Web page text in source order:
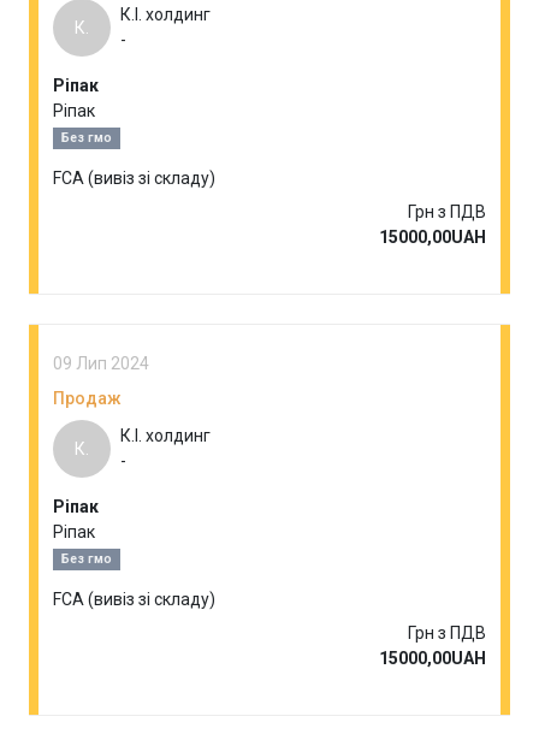
К.
К.І. холдинг
-
Ріпак
Ріпак
Без гмо
FCA (вивіз зі складу)
Грн з ПДВ
15000,00UAH
09 Лип 2024
Продаж
К.
К.І. холдинг
-
Ріпак
Ріпак
Без гмо
FCA (вивіз зі складу)
Грн з ПДВ
15000,00UAH